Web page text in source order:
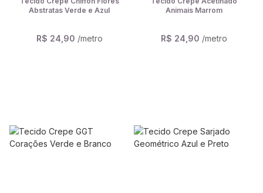
Abstratas Verde e Azul
R$ 24,90 /metro
Animais Marrom
R$ 24,90 /metro